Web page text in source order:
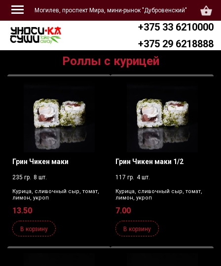
Могилев, проспект Мира, мини-рынок "Дубровенский"
+375 33 6210000
+375 29 6218888
Роллы с курицей
Грин Чикен маки
235 гр. 8 шт.
Курица, сливочный сыр, томат,
лимон, укроп
13.50
В корзину
Грин Чикен маки 1/2
117 гр. 4 шт.
Курица, сливочный сыр, томат,
лимон, укроп
7.00
В корзину